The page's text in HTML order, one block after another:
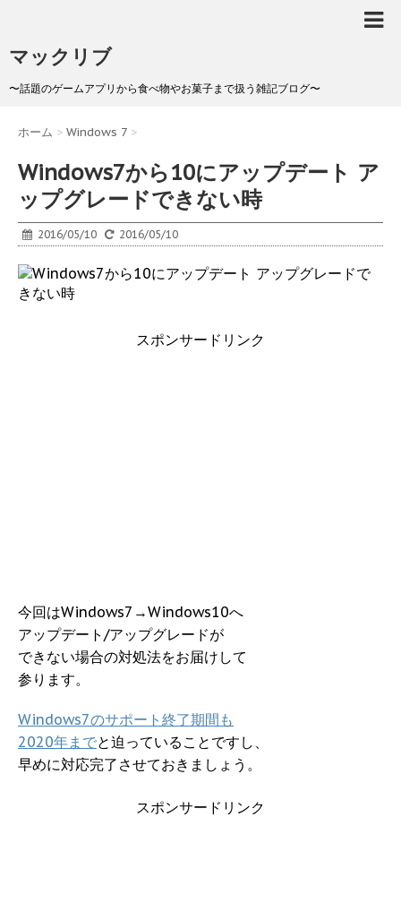
マックリブ
〜話題のゲームアプリから食べ物やお菓子まで扱う雑記ブログ〜
ホーム > Windows 7 >
Windows7から10にアップデート ア
ップグレードできない時
2016/05/10 2016/05/10
スポンサードリンク
今回はWindows7→Windows10へ
アップデート/アップグレードが
できない場合の対処法をお届けして
参ります。
Windows7のサポート終了期間も
2020年までと迫っていることですし、
早めに対応完了させておきましょう。
スポンサードリンク